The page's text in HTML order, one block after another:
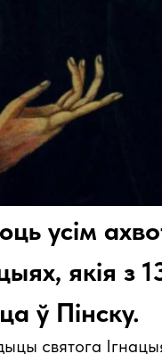
усім
якія з
ў Пінску.
святога